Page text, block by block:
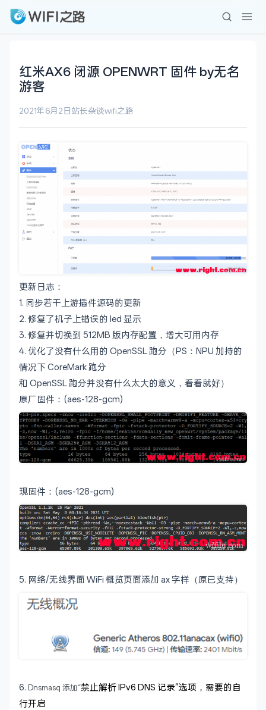
红米AX6 闭源 OPENWRT 固件 by无名
游客
2021年6月2日 站长杂谈wifi之路
更新日志：
1. 同步若干上游插件源码的更新
2. 修复了机子上错误的 led 显示
3. 修复并切换到 512MB 版内存配置，增大可用内存
4. 优化了没有什么用的 OpenSSL 跑分（PS：NPU 加持的
情况下 CoreMark 跑分
和 OpenSSL 跑分并没有什么太大的意义，看看就好）
原厂固件：(aes-128-gcm)
现固件：(aes-128-gcm)
5. 网络/无线界面 WiFi 概览页面添加 ax 字样（原已支持）
6. Dnsmasq 添加“禁止解析 IPv6 DNS 记录”选项，需要的自
行开启